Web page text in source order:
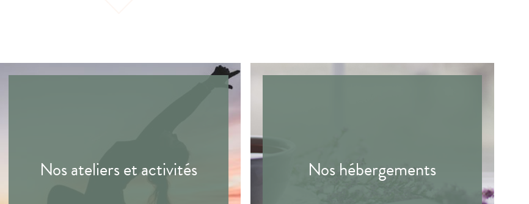
Nos ateliers et activités Nos hébergements